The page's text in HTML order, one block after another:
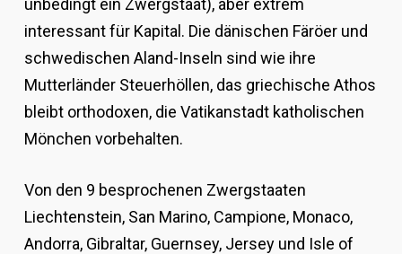
unbedingt ein Zwergstaat), aber extrem
interessant für Kapital. Die dänischen Färöer und
schwedischen Aland-Inseln sind wie ihre
Mutterländer Steuerhöllen, das griechische Athos
bleibt orthodoxen, die Vatikanstadt katholischen
Mönchen vorbehalten.
Von den 9 besprochenen Zwergstaaten
Liechtenstein, San Marino, Campione, Monaco,
Andorra, Gibraltar, Guernsey, Jersey und Isle of